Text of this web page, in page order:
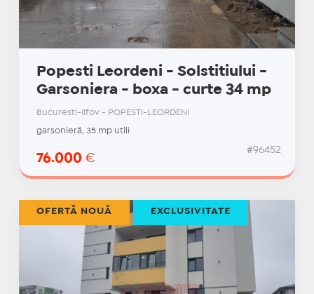
Popesti Leordeni - Solstitiului -
Garsoniera - boxa - curte 34 mp
Bucuresti-Ilfov - POPESTI-LEORDENI
garsonieră, 35 mp utili
76.000 €
#96452
OFERTĂ NOUĂ EXCLUSIVITATE